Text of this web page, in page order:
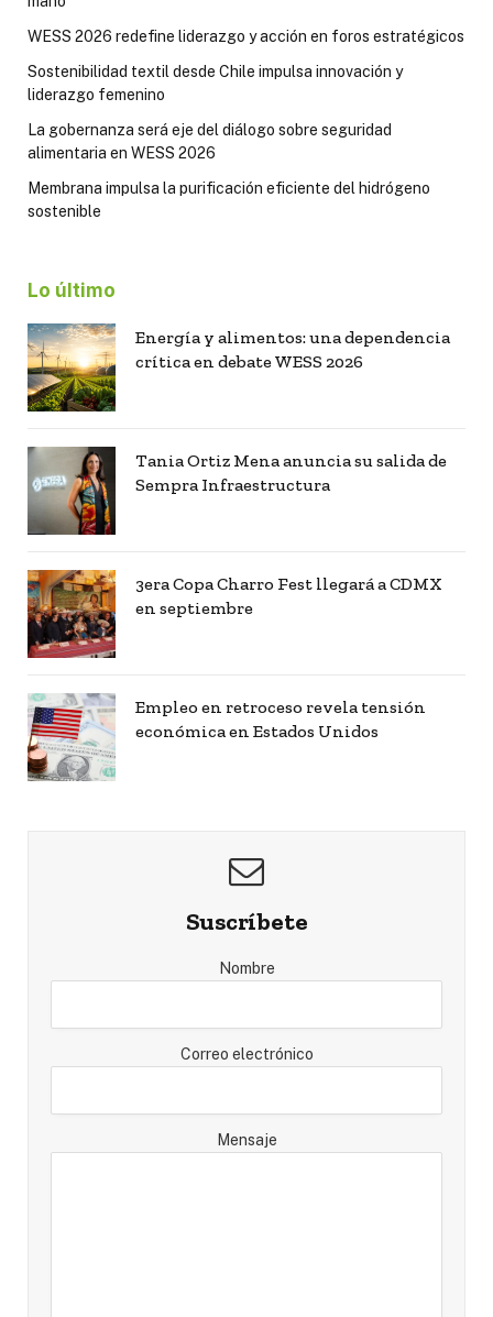
WESS 2026 redefine liderazgo y acción en foros estratégicos
Sostenibilidad textil desde Chile impulsa innovación y
liderazgo femenino
La gobernanza será eje del diálogo sobre seguridad
alimentaria en WESS 2026
Membrana impulsa la purificación eficiente del hidrógeno
sostenible
Lo último
Energía y alimentos: una dependencia
crítica en debate WESS 2026
Tania Ortiz Mena anuncia su salida de
Sempra Infraestructura
3era Copa Charro Fest llegará a CDMX
en septiembre
Empleo en retroceso revela tensión
económica en Estados Unidos
Suscríbete
Nombre
Correo electrónico
Mensaje